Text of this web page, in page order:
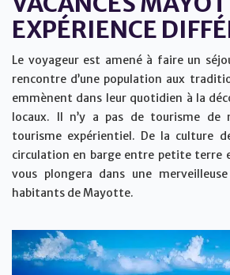
EXPÉRIENCE
Le voyageur est amené à faire un
rencontre d’une population aux
emmènent dans leur quotidien à la
locaux. Il n’y a pas de tourisme de
tourisme expérientiel. De la culture
circulation en barge entre petite terre
vous plongera dans une
habitants de Mayotte.